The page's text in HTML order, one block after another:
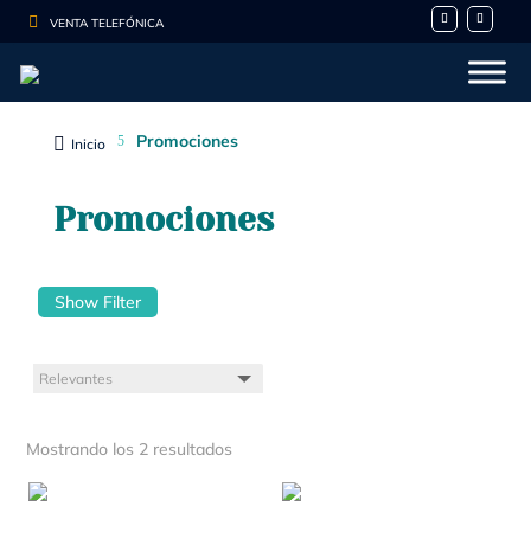
 VENTA TELEFÓNICA
 Inicio 5 Promociones
Promociones
Show Filter
Mostrando los 2 resultados